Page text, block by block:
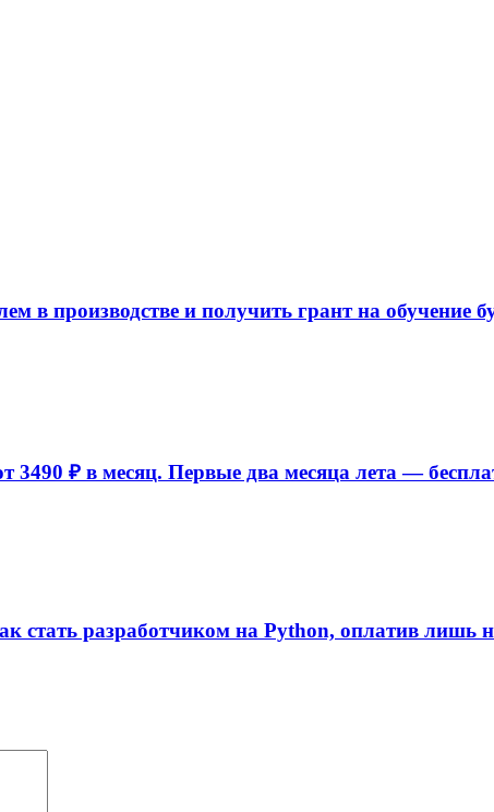
в производстве и получить грант на обучение
₽ в месяц. Первые два месяца лета —
стать разработчиком на Python, оплатив лишь